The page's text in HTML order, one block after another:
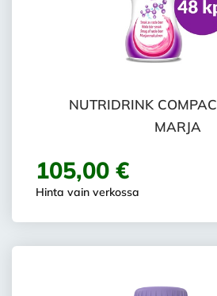
NUTRIDRINK
MARJA
105,00 €
Hinta vain verkossa